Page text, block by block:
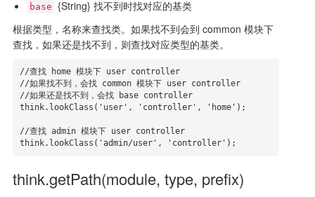
base {String} 找不到时找对应的基类
根据类型，名称来查找类。如果找不到会到 common 模块下
查找，如果还是找不到，则查找对应类型的基类。
//查找 home 模块下 user controller
//如果找不到，会找 common 模块下 user controller
//如果还是找不到，会找 base controller
think.lookClass('user', 'controller', 'home');
//查找 admin 模块下 user controller
think.lookClass('admin/user', 'controller');
think.getPath(module, type, prefix)